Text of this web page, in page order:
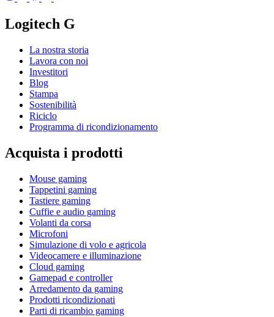
Logitech G
La nostra storia
Lavora con noi
Investitori
Blog
Stampa
Sostenibilità
Riciclo
Programma di ricondizionamento
Acquista i prodotti
Mouse gaming
Tappetini gaming
Tastiere gaming
Cuffie e audio gaming
Volanti da corsa
Microfoni
Simulazione di volo e agricola
Videocamere e illuminazione
Cloud gaming
Gamepad e controller
Arredamento da gaming
Prodotti ricondizionati
Parti di ricambio gaming